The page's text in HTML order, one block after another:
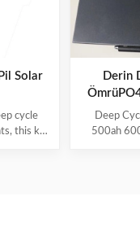
Solar
cycle
this kit
Van
Derin
Deep
500ah